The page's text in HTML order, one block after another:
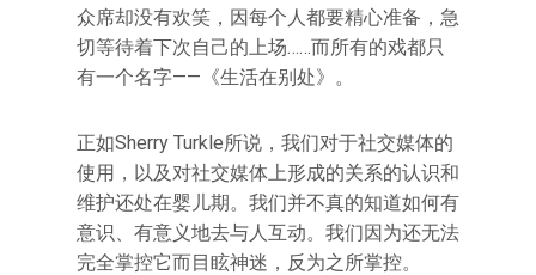
众席却没有欢笑，因每个人都要精心准备，急
切等待着下次自己的上场……而所有的戏都只
有一个名字——《生活在别处》。
正如Sherry Turkle所说，我们对于社交媒体的
使用，以及对社交媒体上形成的关系的认识和
维护还处在婴儿期。我们并不真的知道如何有
意识、有意义地去与人互动。我们因为还无法
完全掌控它而目眩神迷，反为之所掌控。